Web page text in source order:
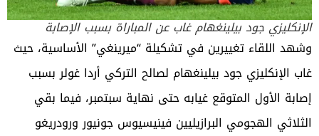
الإنكليزي جود بيلينغهام غاب عن المباراة بسبب الإصابة
وشهد اللقاء تغييرين في تشكيلة “ميرينغي” الأساسية، حيث
غاب الإنكليزي جود بيلينغهام لصالح التركي أردا غولر بسبب
إصابة الأول المتوقع غيابه حتى نهاية سبتمبر، فيما بقي
الثلاثي الهجومي البرازيليين فينيسيوس جونيور ورودريغو